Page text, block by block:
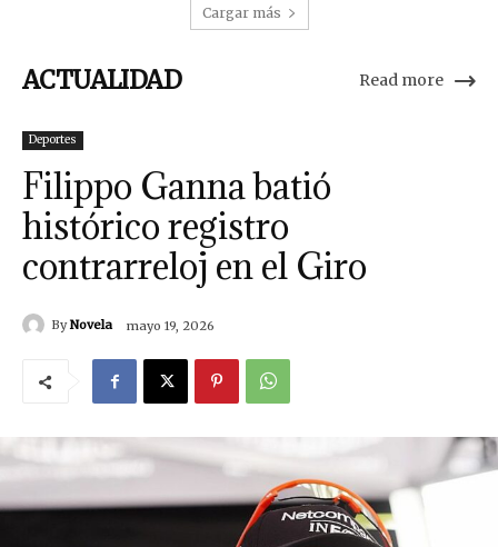
Cargar más
ACTUALIDAD Read more
Deportes
Filippo Ganna batió
histórico registro
contrarreloj en el Giro
By Novela mayo 19, 2026